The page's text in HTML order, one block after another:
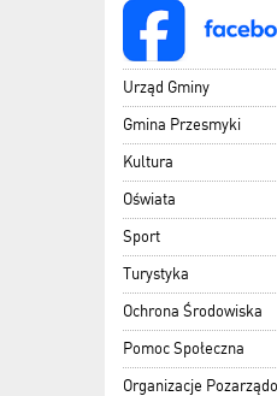
Urząd Gminy
Gmina Przesmyki
Kultura
Oświata
Sport
Turystyka
Ochrona Środowiska
Pomoc Społeczna
Organizacje